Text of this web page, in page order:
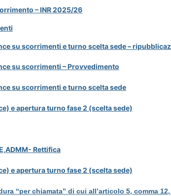
– INR 2025/26
su scorrimenti e turno scelta sede –
su scorrimenti – Provvedimento
su scorrimenti e turno scelta sede
e apertura turno fase 2 (scelta sede)
Rettifica
e apertura turno fase 2 (scelta sede)
“per chiamata” di cui all’articolo 5, comma